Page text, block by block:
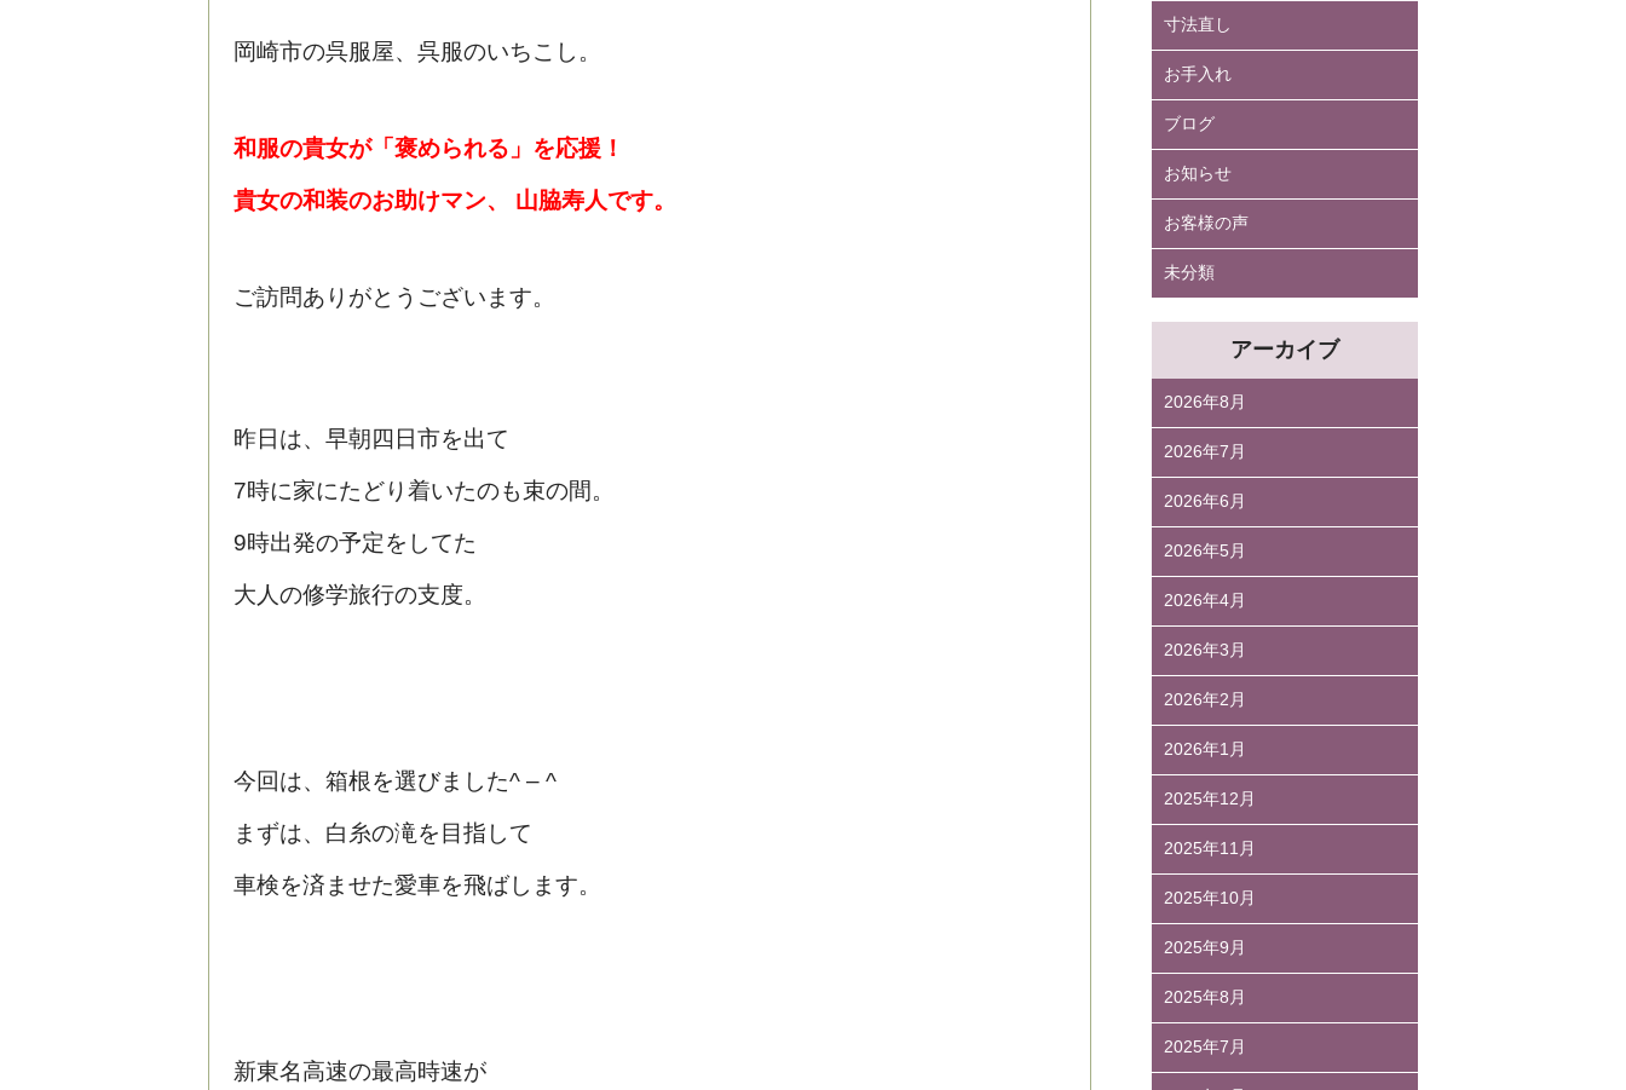
岡崎市の呉服屋、呉服のいちこし。
和服の貴女が「褒められる」を応援！
貴女の和装のお助けマン、 山脇寿人です。
ご訪問ありがとうございます。
昨日は、早朝四日市を出て
7時に家にたどり着いたのも束の間。
9時出発の予定をしてた
大人の修学旅行の支度。
今回は、箱根を選びました^ – ^
まずは、白糸の滝を目指して
車検を済ませた愛車を飛ばします。
新東名高速の最高時速が
寸法直し
お手入れ
ブログ
お知らせ
お客様の声
未分類
アーカイブ
2026年8月
2026年7月
2026年6月
2026年5月
2026年4月
2026年3月
2026年2月
2026年1月
2025年12月
2025年11月
2025年10月
2025年9月
2025年8月
2025年7月